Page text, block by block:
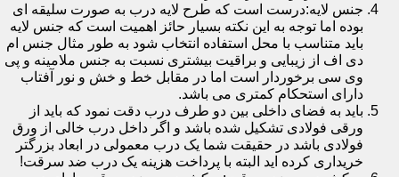
جنس لایه:درست است که طرح لایه درب به صورت سلیقه ای
بوده اما توجه به این نکته بسیار حائز اهمیت است که جنس لایه
باید متناسب با محل استفاده انتخاب شود به طور مثال جنس ام
دی اف از زیبایی و براقیت بیشتری نسبت به جنس ملامینه و پی
وی سی برخوردار است اما در مقابل خط و خش و نور آفتاب
دارای استحکام کمتری می باشد.
باید به فضای داخلی بین دو طرف درب دقت نمود که باید از
ورقی فولادی تشکیل شده باشد و اگر داخل درب خالی از ورق
فولادی باشد در حقیقت شما یک درب معمولی در ابعاد بزرگتر
خریداری کرده اید البته با پرداخت هزینه یک درب ضد سرقت!